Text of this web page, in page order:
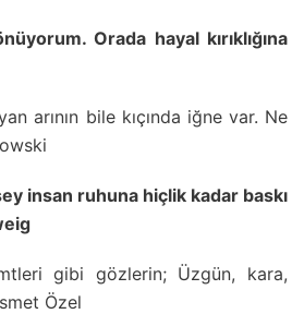
Orada hayal kırıklığına
arının bile kıçında iğne var. Ne
insan ruhuna hiçlik kadar baskı
gibi gözlerin; Üzgün, kara,
Özel